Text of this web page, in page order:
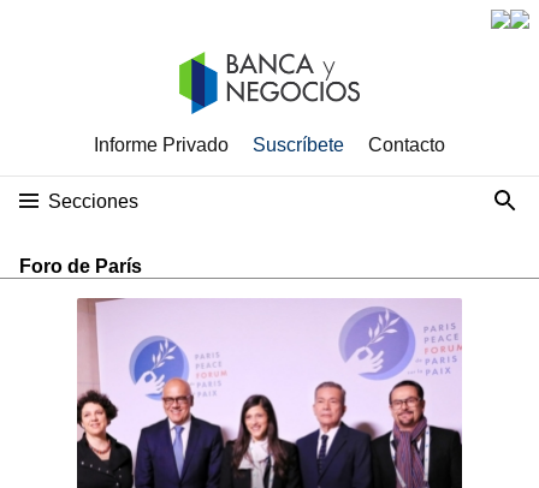
Informe Privado Suscríbete Contacto
Secciones
Foro de París